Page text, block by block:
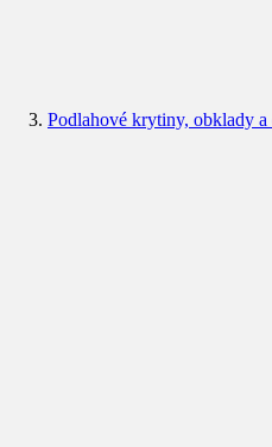
Podlahové krytiny, obklady a